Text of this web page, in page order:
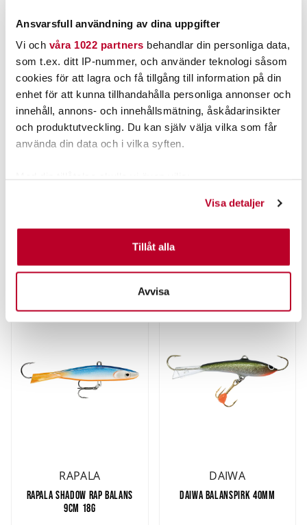
Ansvarsfull användning av dina uppgifter
Vi och våra 1022 partners behandlar din personliga data,
som t.ex. ditt IP-nummer, och använder teknologi såsom
cookies för att lagra och få tillgång till information på din
enhet för att kunna tillhandahålla personliga annonser och
innehåll, annons- och innehållsmätning, åskådarinsikter
och produktutveckling. Du kan själv välja vilka som får
använda din data och i vilka syften.
Identifiera din enhet genom att aktivt skanna den för
specifika kännetecken (fingeravtryck)
Ta reda på mer om hur dina personliga uppgifter
Du kan ändra eller dra tillbaka ditt samtycke när som
helst från cookie-förklaringen.
och annonserna till användarna, tillhandahålla funktioner
för sociala medier och analysera vår trafik. Vi
vidarebefordrar även sådana identifierare och annan
samlat in när du har använt deras tjänster.
Visa detaljer
Tillåt alla
Avvisa
RAPALA
RAPALA SHADOW RAP BALANS
9CM 18G
DAIWA
DAIWA BALANSPIRK 40MM